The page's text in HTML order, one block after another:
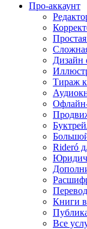
Про-аккаунт
Дизайн
Тираж
Rideró
Перевод
Книги в
Все